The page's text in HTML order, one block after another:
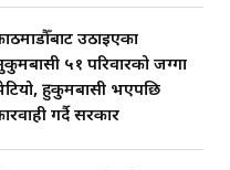
उठाइएका
५१ परिवारको जग्गा
हुकुमबासी भएपछि
गर्दै सरकार